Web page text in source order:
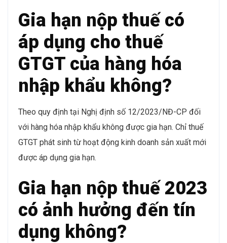
Gia hạn nộp thuế có
áp dụng cho thuế
GTGT của hàng hóa
nhập khẩu không?
Theo quy định tại Nghị định số 12/2023/NĐ-CP đối
với hàng hóa nhập khẩu không được gia hạn. Chỉ thuế
GTGT phát sinh từ hoạt động kinh doanh sản xuất mới
được áp dụng gia hạn.
Gia hạn nộp thuế 2023
có ảnh hưởng đến tín
dụng không?